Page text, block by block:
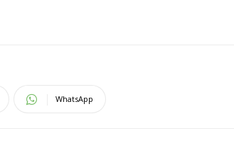
WhatsApp